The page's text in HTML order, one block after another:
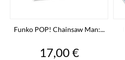
Funko POP! Chainsaw Man:...
Precio
17,00 €